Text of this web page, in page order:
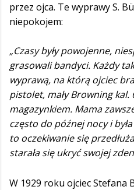
przez ojca. Te wyprawy S.
niepokojem:
„Czasy były powojenne,
grasowali bandyci. Każdy
wyprawą, na którą ojciec
pistolet, mały Browning kal.
magazynkiem. Mama
często do późnej nocy i
to oczekiwanie się
starała się ukryć swojej
W 1929 roku ojciec Stefana